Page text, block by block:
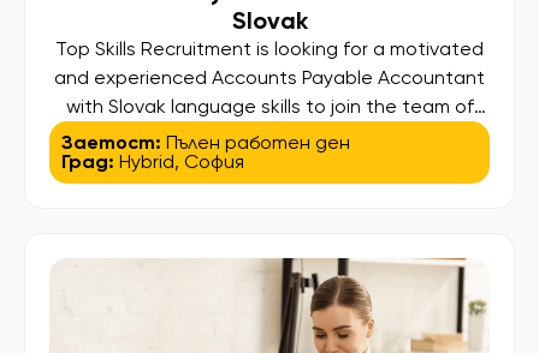
Slovak
Top Skills Recruitment is looking for a motivated
and experienced Accounts Payable Accountant
with Slovak language skills to join the team of
one of our clients – a well-established
international organization operating through a
[…]
Заетост: Пълен работен ден
Град: Hybrid, София